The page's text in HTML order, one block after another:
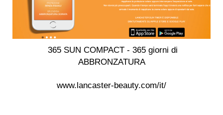
365 SUN COMPACT - 365 giorni di
ABBRONZATURA
www.lancaster-beauty.com/it/